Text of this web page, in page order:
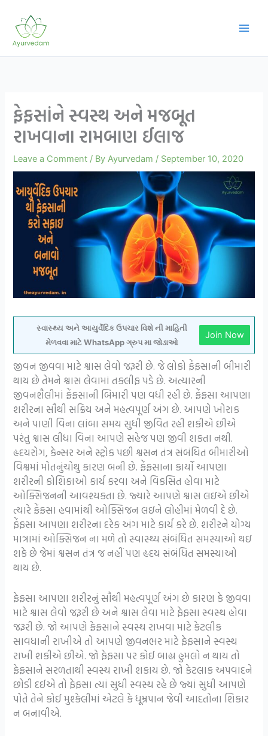
content
ફેફસાંને સ્વસ્થ અને મજબૂત
રાખવાના રામબાણ ઈલાજ
Leave a Comment / ByAyurvedam / September 10, 2020
સ્વાસ્થ્ય અને આયુર્વેદિક ઉપચાર વિશે ની માહિતી
મેળવવા માટે WhatsApp ગ્રુપ મા જોડાઓ
Join Now
જીવન જીવવા માટે શ્વાસ લેવો જરૂરી છે. જે લોકો ફેંફસાની બીમારી
થાય છે તેમને શ્વાસ લેવામાં તકલીફ પડે છે. અત્યારની
જીવનશૈલીમાં ફેંફસાની બિમારી પણ વધી રહી છે. ફેંફસા આપણા
શરીરના સૌથી સક્રિય અને મહત્વપૂર્ણ અંગ છે. આપણે ખોરાક
અને પાણી વિના લાંબા સમય સુધી જીવિત રહી શકીએ છીએ
પરંતુ શ્વાસ લીધા વિના આપણે સહેજ પણ જીવી શકતા નથી.
હૃદયરોગ, કેન્સર અને સ્ટ્રોક પછી શ્વસન તંત્ર સંબંધિત બીમારીઓ
વિશ્વમાં મોતનુંચોથુ કારણ બની છે. ફેંફસાના કાર્યો આપણા
શરીરની કોશિકાઓ કાર્ય કરવા અને વિકસિત હોવા માટે
ઓક્સિજનની આવશ્યકતા છે. જ્યારે આપણે શ્વાસ લઇએ છીએ
ત્યારે ફેંફસા હવામાંથી ઓક્સિજન લઇને લોહીમાં મેળવી દે છે.
ફેંફસા આપણા શરીરના દરેક અંગ માટે કાર્ય કરે છે. શરીરને યોગ્ય
માત્રામાં ઓક્સિજન ના મળે તો સ્વાસ્થ્ય સંબંધિત સમસ્યાઓ થઇ
શકે છે જેમાં શ્વસન તંત્ર જ નહીં પણ હૃદય સંબંધિત સમસ્યાઓ
થાય છે.
ફેફસા આપણા શરીરનું સૌથી મહત્વપૂર્ણ અંગ છે કારણ કે જીવવા
માટે શ્વાસ લેવો જરૂરી છે અને શ્વાસ લેવા માટે ફેફસા સ્વસ્થ હોવા
જરૂરી છે. જો આપણે ફેફસાને સ્વસ્થ રાખવા માટે કેટલીક
સાવધાની રાખીએ તો આપણે જીવનભર માટે ફેફસાને સ્વસ્થ
રાખી શકીએ છીએ. જો ફેફસા પર કોઈ બાહ્ય હુમલો ન થાય તો
ફેફસાને સરળતાથી સ્વસ્થ રાખી શકાય છે. જો કેટલાક અપવાદને
છોડી દઈએ તો ફેફસા ત્યાં સુધી સ્વસ્થ રહે છે જ્યાં સુધી આપણે
પોતે તેને કોઈ મુશ્કેલીમાં એટલે કે ધૂમ્રપાન જેવી આદતોના શિકાર
ન બનાવીએ.